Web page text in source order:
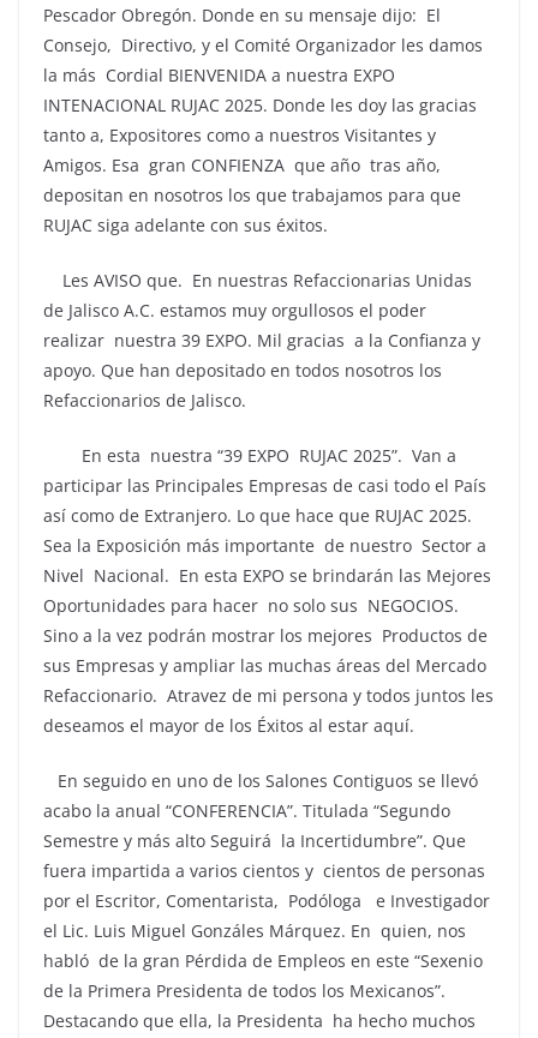
Pescador Obregón. Donde en su mensaje dijo: El
Consejo, Directivo, y el Comité Organizador les damos
la más Cordial BIENVENIDA a nuestra EXPO
INTENACIONAL RUJAC 2025. Donde les doy las gracias
tanto a, Expositores como a nuestros Visitantes y
Amigos. Esa gran CONFIENZA que año tras año,
depositan en nosotros los que trabajamos para que
RUJAC siga adelante con sus éxitos.
Les AVISO que. En nuestras Refaccionarias Unidas
de Jalisco A.C. estamos muy orgullosos el poder
realizar nuestra 39 EXPO. Mil gracias a la Confianza y
apoyo. Que han depositado en todos nosotros los
Refaccionarios de Jalisco.
En esta nuestra “39 EXPO RUJAC 2025”. Van a
participar las Principales Empresas de casi todo el País
así como de Extranjero. Lo que hace que RUJAC 2025.
Sea la Exposición más importante de nuestro Sector a
Nivel Nacional. En esta EXPO se brindarán las Mejores
Oportunidades para hacer no solo sus NEGOCIOS.
Sino a la vez podrán mostrar los mejores Productos de
sus Empresas y ampliar las muchas áreas del Mercado
Refaccionario. Atravez de mi persona y todos juntos les
deseamos el mayor de los Éxitos al estar aquí.
En seguido en uno de los Salones Contiguos se llevó
acabo la anual “CONFERENCIA”. Titulada “Segundo
Semestre y más alto Seguirá la Incertidumbre”. Que
fuera impartida a varios cientos y cientos de personas
por el Escritor, Comentarista, Podóloga e Investigador
el Lic. Luis Miguel Gonzáles Márquez. En quien, nos
habló de la gran Pérdida de Empleos en este “Sexenio
de la Primera Presidenta de todos los Mexicanos”.
Destacando que ella, la Presidenta ha hecho muchos